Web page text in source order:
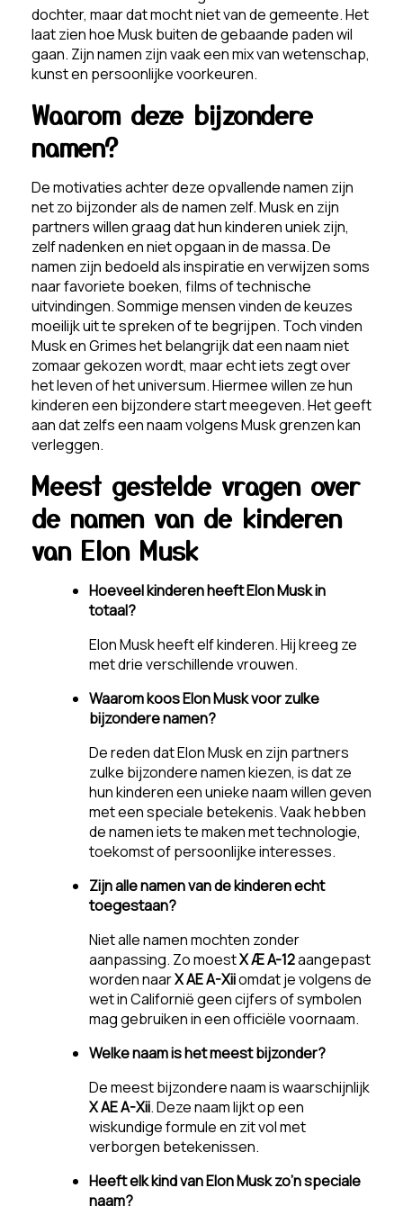
dochter, maar dat mocht niet van de gemeente. Het
laat zien hoe Musk buiten de gebaande paden wil
gaan. Zijn namen zijn vaak een mix van wetenschap,
kunst en persoonlijke voorkeuren.
Waarom deze bijzondere
namen?
De motivaties achter deze opvallende namen zijn
net zo bijzonder als de namen zelf. Musk en zijn
partners willen graag dat hun kinderen uniek zijn,
zelf nadenken en niet opgaan in de massa. De
namen zijn bedoeld als inspiratie en verwijzen soms
naar favoriete boeken, films of technische
uitvindingen. Sommige mensen vinden de keuzes
moeilijk uit te spreken of te begrijpen. Toch vinden
Musk en Grimes het belangrijk dat een naam niet
zomaar gekozen wordt, maar echt iets zegt over
het leven of het universum. Hiermee willen ze hun
kinderen een bijzondere start meegeven. Het geeft
aan dat zelfs een naam volgens Musk grenzen kan
verleggen.
Meest gestelde vragen over
de namen van de kinderen
van Elon Musk
Hoeveel kinderen heeft Elon Musk in
totaal?
Elon Musk heeft elf kinderen. Hij kreeg ze
met drie verschillende vrouwen.
Waarom koos Elon Musk voor zulke
bijzondere namen?
De reden dat Elon Musk en zijn partners
zulke bijzondere namen kiezen, is dat ze
hun kinderen een unieke naam willen geven
met een speciale betekenis. Vaak hebben
de namen iets te maken met technologie,
toekomst of persoonlijke interesses.
Zijn alle namen van de kinderen echt
toegestaan?
Niet alle namen mochten zonder
aanpassing. Zo moestX Æ A-12aangepast
worden naarX AE A-Xiiomdat je volgens de
wet in Californië geen cijfers of symbolen
mag gebruiken in een officiële voornaam.
Welke naam is het meest bijzonder?
De meest bijzondere naam is waarschijnlijk
X AE A-Xii. Deze naam lijkt op een
wiskundige formule en zit vol met
verborgen betekenissen.
Heeft elk kind van Elon Musk zo’n speciale
naam?